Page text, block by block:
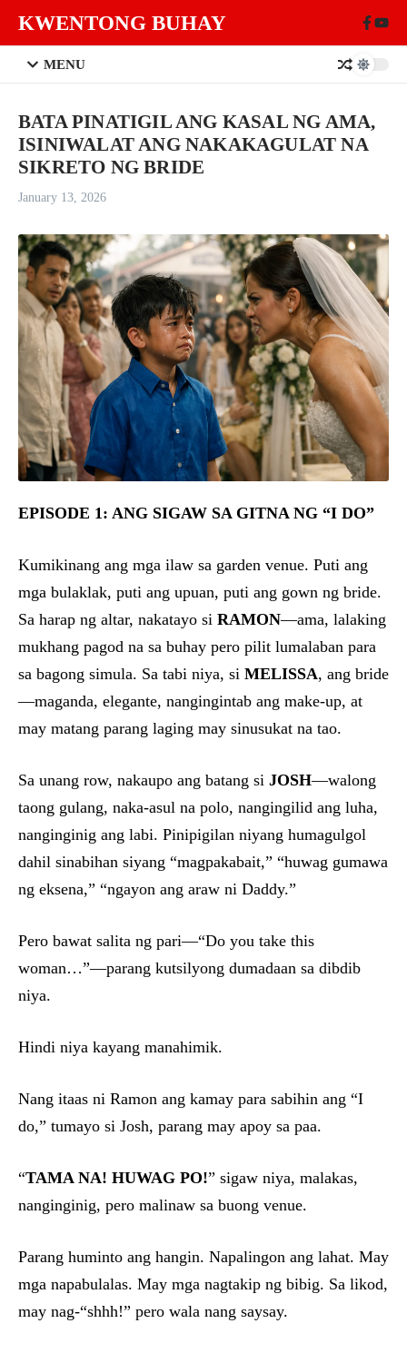
KWENTONG BUHAY
MENU
BATA PINATIGIL ANG KASAL NG AMA,
ISINIWALAT ANG NAKAKAGULAT NA
SIKRETO NG BRIDE
January 13, 2026
EPISODE 1: ANG SIGAW SA GITNA NG “I DO”
Kumikinang ang mga ilaw sa garden venue. Puti ang
mga bulaklak, puti ang upuan, puti ang gown ng bride.
Sa harap ng altar, nakatayo si RAMON—ama, lalaking
mukhang pagod na sa buhay pero pilit lumalaban para
sa bagong simula. Sa tabi niya, si MELISSA, ang bride
—maganda, elegante, nangingintab ang make-up, at
may matang parang laging may sinusukat na tao.
Sa unang row, nakaupo ang batang si JOSH—walong
taong gulang, naka-asul na polo, nangingilid ang luha,
nanginginig ang labi. Pinipigilan niyang humagulgol
dahil sinabihan siyang “magpakabait,” “huwag gumawa
ng eksena,” “ngayon ang araw ni Daddy.”
Pero bawat salita ng pari—“Do you take this
woman…”—parang kutsilyong dumadaan sa dibdib
niya.
Hindi niya kayang manahimik.
Nang itaas ni Ramon ang kamay para sabihin ang “I
do,” tumayo si Josh, parang may apoy sa paa.
“TAMA NA! HUWAG PO!” sigaw niya, malakas,
nanginginig, pero malinaw sa buong venue.
Parang huminto ang hangin. Napalingon ang lahat. May
mga napabulalas. May mga nagtakip ng bibig. Sa likod,
may nag-“shhh!” pero wala nang saysay.